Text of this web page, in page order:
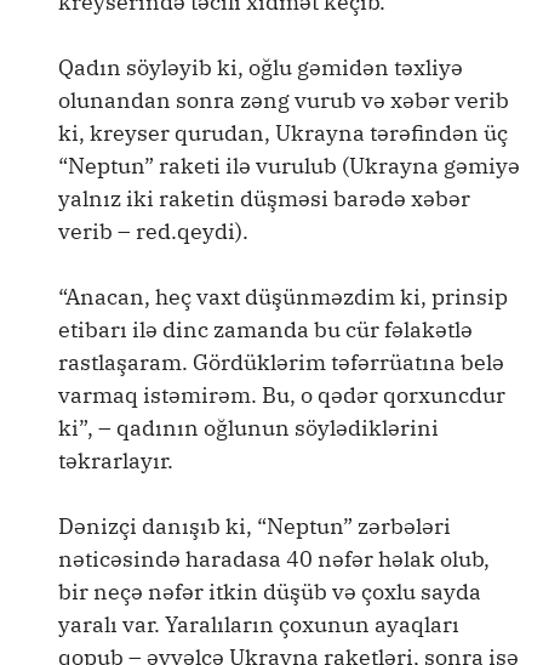
Qadın söyləyib ki, oğlu gəmidən təxliyə
olunandan sonra zəng vurub və xəbər verib
ki, kreyser qurudan, Ukrayna tərəfindən üç
“Neptun” raketi ilə vurulub (Ukrayna gəmiyə
yalnız iki raketin düşməsi barədə xəbər
verib – red.qeydi).
“Anacan, heç vaxt düşünməzdim ki, prinsip
etibarı ilə dinc zamanda bu cür fəlakətlə
rastlaşaram. Gördüklərim təfərrüatına belə
varmaq istəmirəm. Bu, o qədər qorxuncdur
ki”, – qadının oğlunun söylədiklərini
təkrarlayır.
Dənizçi danışıb ki, “Neptun” zərbələri
nəticəsində haradasa 40 nəfər həlak olub,
bir neçə nəfər itkin düşüb və çoxlu sayda
yaralı var. Yaralıların çoxunun ayaqları
qopub – əvvəlcə Ukrayna raketləri, sonra isə